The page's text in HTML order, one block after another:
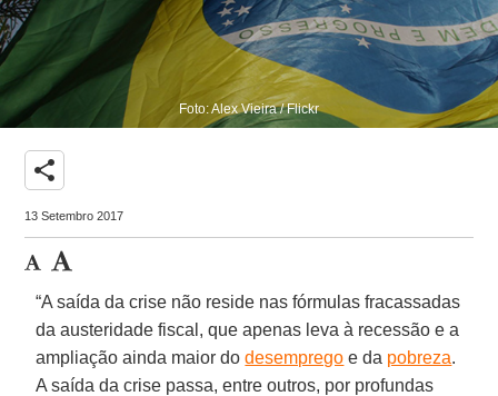
Foto: Alex Vieira / Flickr
share
13 Setembro 2017
“A saída da crise não reside nas fórmulas fracassadas
da austeridade fiscal, que apenas leva à recessão e a
ampliação ainda maior dodesemprego e da pobreza.
A saída da crise passa, entre outros, por profundas